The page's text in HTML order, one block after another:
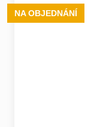
NA OBJEDNÁNÍ